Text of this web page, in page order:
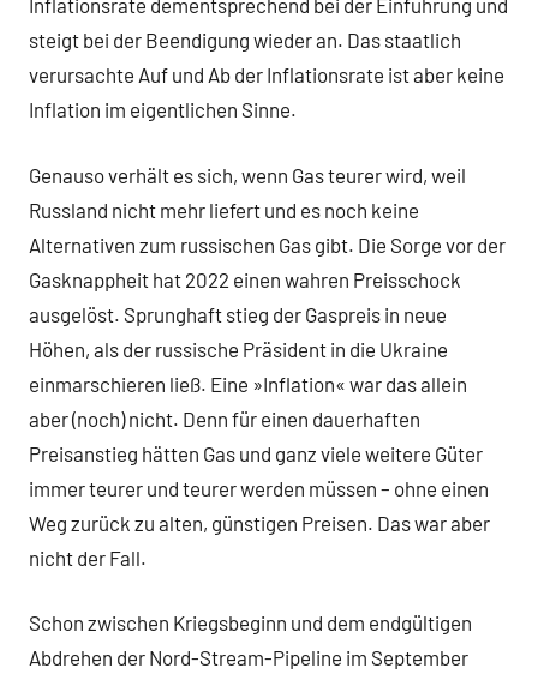
Inflationsrate dementsprechend bei der Einführung und
steigt bei der Beendigung wieder an. Das staatlich
verursachte Auf und Ab der Inflationsrate ist aber keine
Inflation im eigentlichen Sinne.
Genauso verhält es sich, wenn Gas teurer wird, weil
Russland nicht mehr liefert und es noch keine
Alternativen zum russischen Gas gibt. Die Sorge vor der
Gasknappheit hat 2022 einen wahren Preisschock
ausgelöst. Sprunghaft stieg der Gaspreis in neue
Höhen, als der russische Präsident in die Ukraine
einmarschieren ließ. Eine »Inflation« war das allein
aber (noch) nicht. Denn für einen dauerhaften
Preisanstieg hätten Gas und ganz viele weitere Güter
immer teurer und teurer werden müssen – ohne einen
Weg zurück zu alten, günstigen Preisen. Das war aber
nicht der Fall.
Schon zwischen Kriegsbeginn und dem endgültigen
Abdrehen der Nord-Stream-Pipeline im September